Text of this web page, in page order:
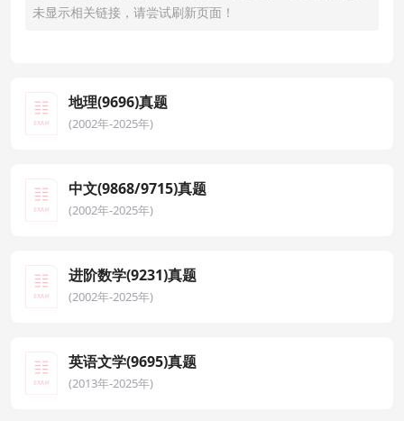
未显示相关链接，请尝试刷新页面！
地理(9696)真题
(2002年-2025年)
中文(9868/9715)真题
(2002年-2025年)
进阶数学(9231)真题
(2002年-2025年)
英语文学(9695)真题
(2013年-2025年)